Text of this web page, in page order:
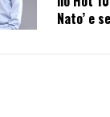
Nato’ e